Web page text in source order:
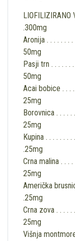
LIOFILIZIRANO
.300mg
Aronija . . . . . . . .
50mg
Pasji trn . . . . . . .
50mg
Acai bobice . . . .
25mg
Borovnica . . . . .
25mg
Kupina . . . . . . . .
.25mg
Crna malina . . . .
25mg
Američka
.25mg
Crna zova . . . . .
25mg
Višnja